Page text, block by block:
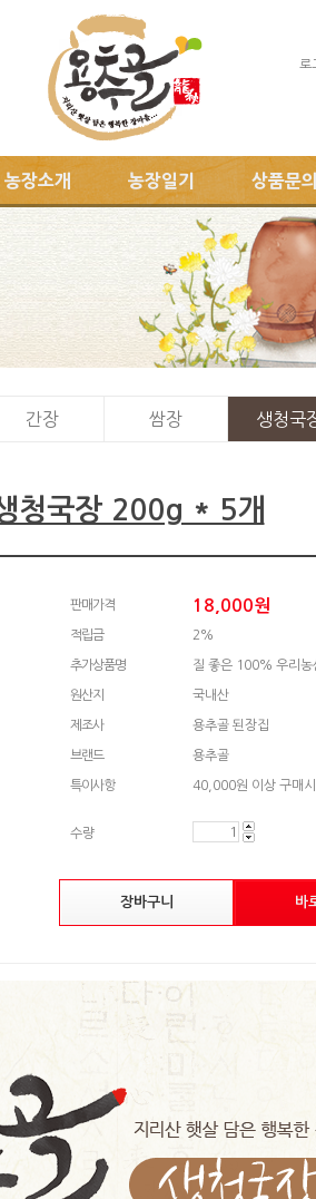
로
농장소개 농장일기 상품문의
간장 쌈장 생청국
청국장 200g * 5개
판매가격 18,000원
적립금 2%
추가상품명 질 좋은 100% 우리농
원산지 국내산
제조사 용추골 된장집
브랜드 용추골
특이사항 40,000원 이상 구매
수량
장바구니 바